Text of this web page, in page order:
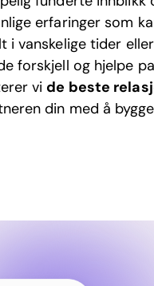
erfaringer som
i vanskelige tider
forskjell og hjelpe
vi de beste
din med å